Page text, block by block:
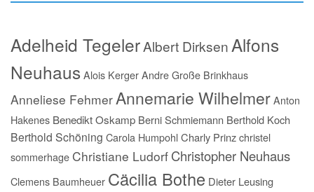
Adelheid TegelerAlbert DirksenAlfons
Neuhaus Alois KergerAndre Große Brinkhaus
Anneliese FehmerAnnemarie WilhelmerAnton
Hakenes Benedikt Oskamp Berni Schmiemann Berthold Koch
Berthold Schöning Carola HumpohlCharly Prinzchristel
sommerhage Christiane Ludorf Christopher Neuhaus
Clemens Baumheuer Cäcilia Bothe Dieter Leusing